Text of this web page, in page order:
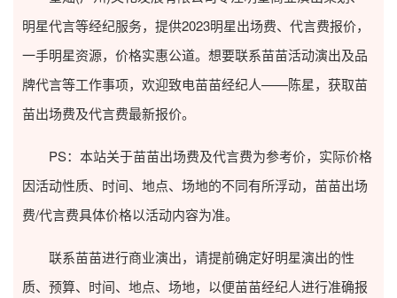
明星代言等经纪服务，提供2023明星出场费、代言费报价，
一手明星资源，价格实惠公道。想要联系苗苗活动演出及品
牌代言等工作事项，欢迎致电苗苗经纪人——陈星，获取苗
苗出场费及代言费最新报价。
PS：本站关于苗苗出场费及代言费为参考价，实际价格
因活动性质、时间、地点、场地的不同有所浮动，苗苗出场
费/代言费具体价格以活动内容为准。
联系苗苗进行商业演出，请提前确定好明星演出的性
质、预算、时间、地点、场地，以便苗苗经纪人进行准确报